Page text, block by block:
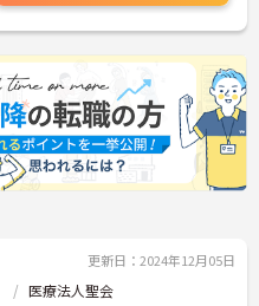
更新日：2024年12月05日
医療法人聖会